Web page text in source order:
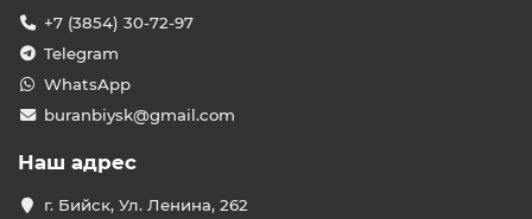
+7 (3854) 30-72-97
Telegram
WhatsApp
buranbiysk@gmail.com
Наш адрес
г. Бийск, Ул. Ленина, 262